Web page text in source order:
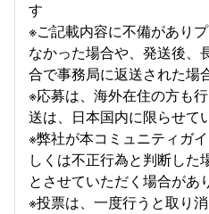
す
※ご記載内容に不備があり
なかった場合や、発送後、
合で事務局に返送された場
※応募は、海外在住の方も
送は、日本国内に限らせて
※弊社が本コミュニティガ
しくは不正行為と判断した
とさせていただく場合があ
※投票は、一度行うと取り